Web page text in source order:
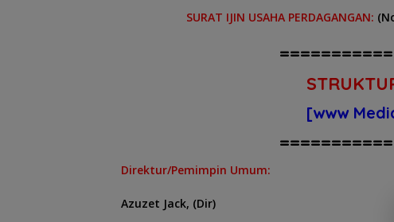
SURAT IJIN USAHA PERDAGANGAN:
[www
Direktur/Pemimpin Umum:
Azuzet Jack, (Dir)